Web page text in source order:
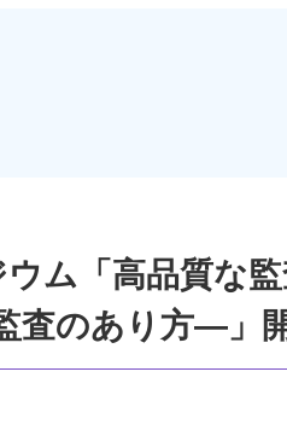
ム「高品質な
査のあり方―」